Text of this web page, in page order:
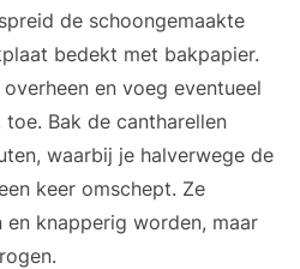
de schoongemaakte
bedekt met bakpapier.
en voeg eventueel
Bak de cantharellen
waarbij je halverwege de
keer omschept. Ze
knapperig worden, maar